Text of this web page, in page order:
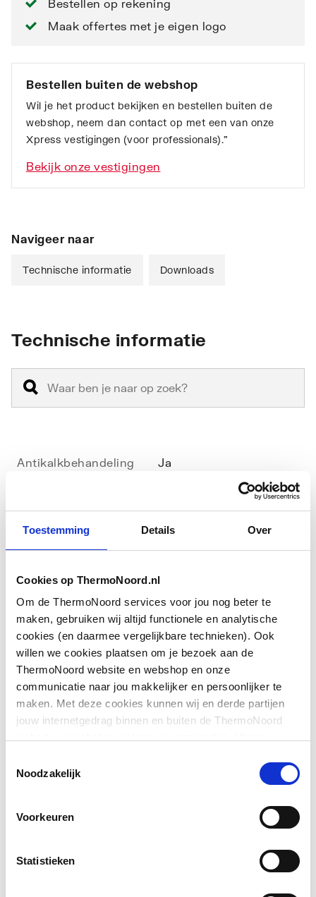
Toestemming Details Over
Cookies op ThermoNoord.nl
Om de ThermoNoord services voor jou nog beter te
maken, gebruiken wij altijd functionele en analytische
cookies (en daarmee vergelijkbare technieken). Ook
willen we cookies plaatsen om je bezoek aan de
ThermoNoord website en webshop en onze
communicatie naar jou makkelijker en persoonlijker te
maken. Met deze cookies kunnen wij en derde partijen
jouw internetgedrag binnen en buiten de ThermoNoord
communicatie aan jouw interesses aan. We slaan je
Noodzakelijk
Voorkeuren
Statistieken
Bestellen op rekening
Maak offertes met je eigen logo
Bestellen buiten de webshop
Wil je het product bekijken en bestellen buiten de
webshop, neem dan contact op met een van onze
Xpress vestigingen (voor professionals).”
Bekijk onze vestigingen
Navigeer naar
Technische informatie Downloads
Technische informatie
Antikalkbehandeling Ja
hoekinstap
Geschikt voor montage
Geschikt voor montage
op douchebak
Ja
Geschikt voor montage
op tegelvloer
Ja
Geschikt voor
nismontage
Ja
Inbouwbreedte deur
zijwand
Downloads
Exploded_viewimage/jpeg,18 KB
Pictogram image/jpeg ,328 KB
Sfeerbeeld